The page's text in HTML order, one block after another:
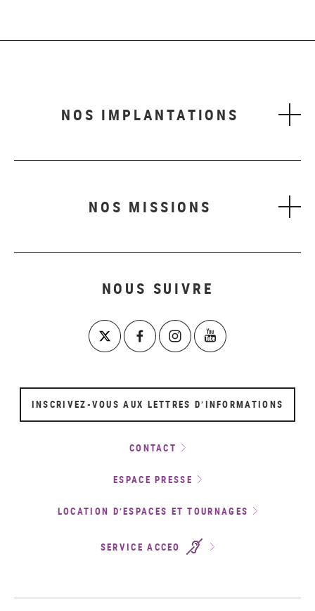
NOS IMPLANTATIONS
NOS MISSIONS
NOUS SUIVRE
INSCRIVEZ-VOUS AUX LETTRES D’INFORMATIONS
CONTACT
ESPACE PRESSE
LOCATION D’ESPACES ET TOURNAGES
SERVICE ACCEO